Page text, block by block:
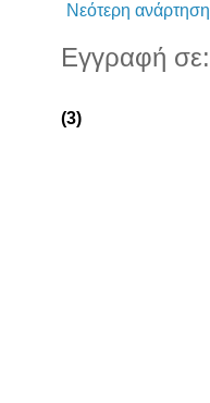
Νεότερη ανάρτηση
Εγγραφή σε:
(3)